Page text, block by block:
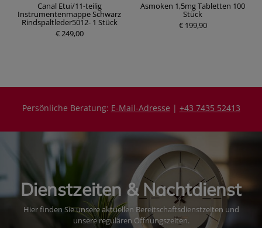
Canal Etui/11-teilig
Instrumentenmappe Schwarz
Rindspaltleder5012- 1 Stück
€ 249,00
Asmoken 1,5mg Tabletten 100
Stück
€ 199,90
P
r
Persönliche Beratung: E-Mail-Adresse | +43 7435 52413
Dienstzeiten & Nachtdienst
Hier finden Sie unsere aktuellen Bereitschaftsdienstzeiten und
unsere regulären Öffnungszeiten.